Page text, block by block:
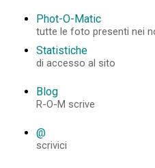
Phot-O-Matic
tutte le foto presenti nei
Statistiche
di accesso al sito
Blog
R-O-M scrive
@
scrivici